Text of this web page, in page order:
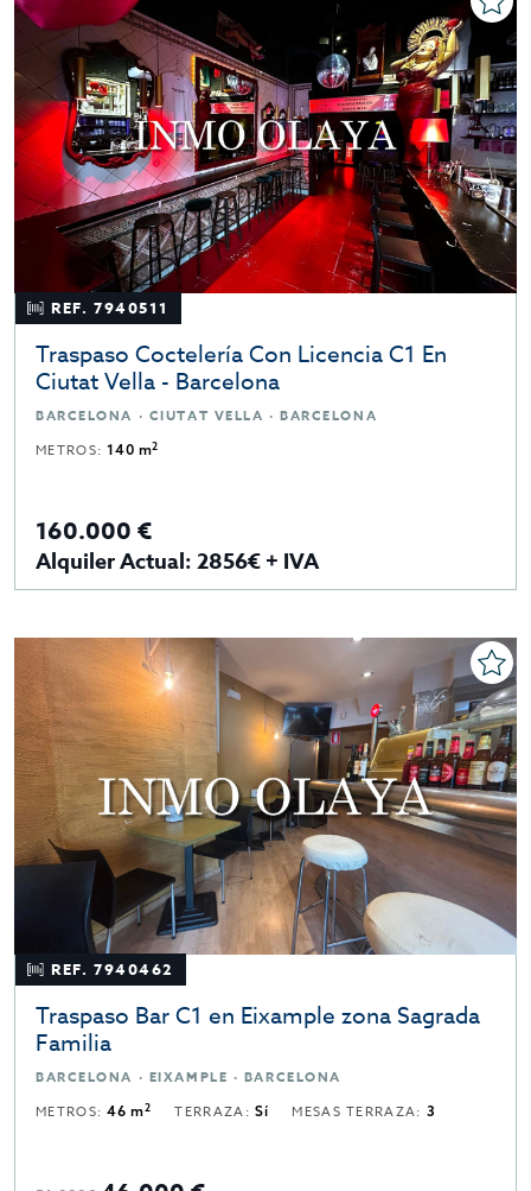
REF. 7940511
Traspaso Coctelería Con Licencia C1 En
Ciutat Vella - Barcelona
BARCELONA · CIUTAT VELLA · BARCELONA
METROS:140 m2
160.000 €
Alquiler Actual: 2856€ + IVA
REF. 7940462
Traspaso Bar C1 en Eixample zona Sagrada
Familia
BARCELONA · EIXAMPLE · BARCELONA
METROS:46 m2 TERRAZA:Sí MESAS TERRAZA: 3